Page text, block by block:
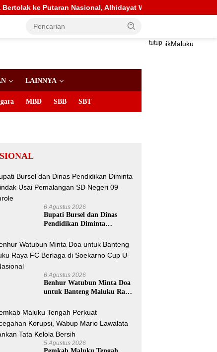
Nasional, Alhidayat Wajo: Bertanding dengan Semangat dan
tutup
LAINNYA
MBD SBB SBT
6 Agustus 2026
Bupati Bursel dan Dinas
Pendidikan Diminta
SD Negeri 09 Namrole
6 Agustus 2026
Benhur Watubun Minta Doa
untuk Banteng Maluku Raya
U-17 Nasional
5 Agustus 2026